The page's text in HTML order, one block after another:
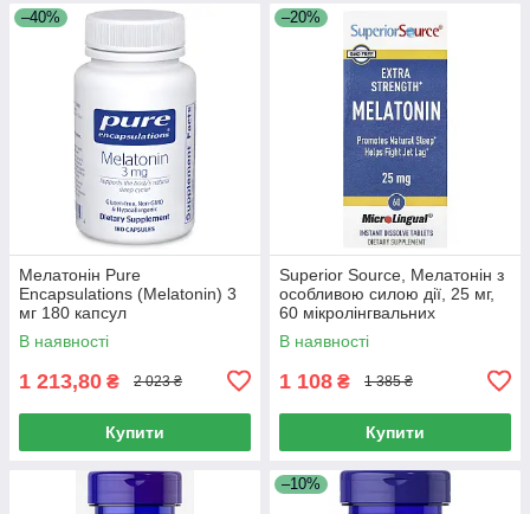
–40%
Мелатонін Pure
Encapsulations (Melatonin) 3
мг 180 капсул
В наявності
1 213,80 ₴ 2 023 ₴
Купити
–20%
Superior Source, Мелатонін з
особливою силою дії, 25 мг,
60 мікролінгвальних
таблеток, що швидко
розчиняються.
В наявності
1 108 ₴ 1 385 ₴
Купити
–10%